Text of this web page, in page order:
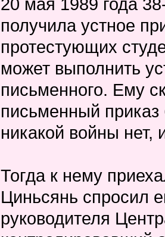
получила устное
протестующих
может выполнить
письменного. Ему
письменный приказ
никакой войны нет,
Тогда к нему
Циньсянь спросил
руководителя